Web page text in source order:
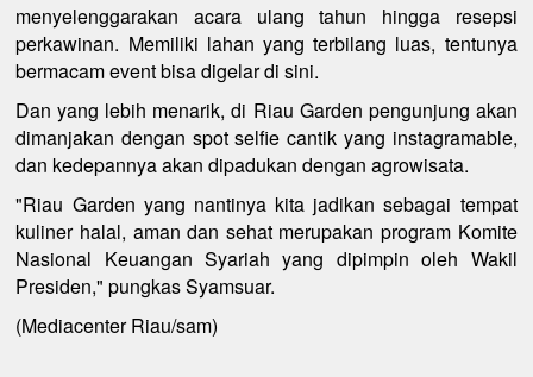
menyelenggarakan acara ulang tahun hingga resepsi
perkawinan. Memiliki lahan yang terbilang luas, tentunya
bermacam event bisa digelar di sini.
Dan yang lebih menarik, di Riau Garden pengunjung akan
dimanjakan dengan spot selfie cantik yang instagramable,
dan kedepannya akan dipadukan dengan agrowisata.
"Riau Garden yang nantinya kita jadikan sebagai tempat
kuliner halal, aman dan sehat merupakan program Komite
Nasional Keuangan Syariah yang dipimpin oleh Wakil
Presiden," pungkas Syamsuar.
(Mediacenter Riau/sam)